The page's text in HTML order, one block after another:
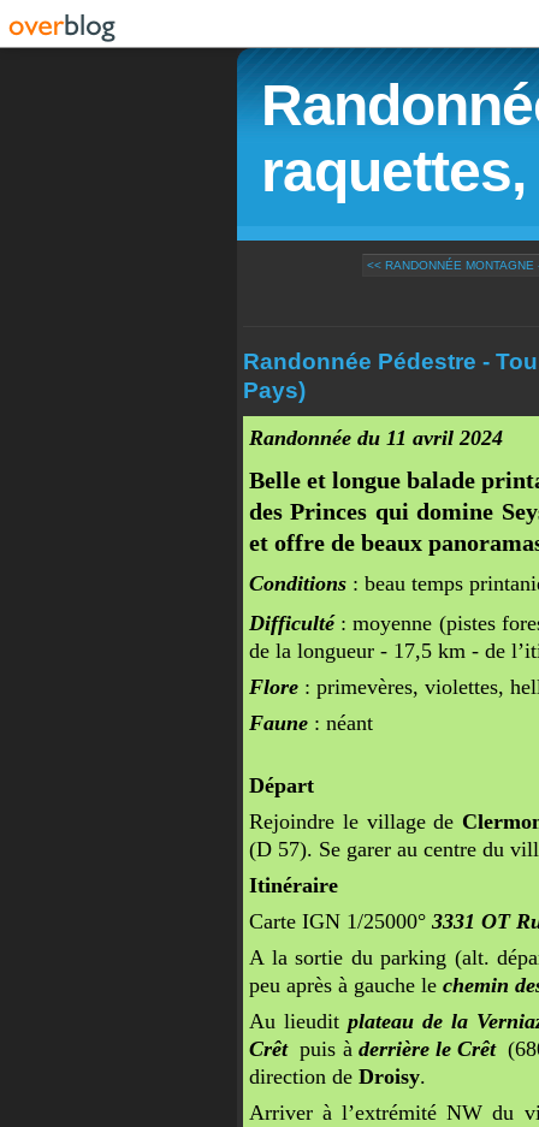
<< RANDONNÉE MONTAGNE
Randonnée Pédestre -
Pays)
Randonnée du 11 avril 2024
Belle et longue balade
des Princes qui domine
et offre de beaux
Conditions : beau temps
Difficulté: moyenne (pistes
de la longueur - 17,5 km - de
Flore : primevères, violettes,
Faune : néant
Départ
Rejoindre le village de
(D 57). Se garer au centre du
Itinéraire
Carte IGN 1/25000° 3331 OT
A la sortie du parking (alt.
peu après à gauche le chemin
Au lieuditplateau de la
Crêtpuis à derrière le Crêt
direction de Droisy.
Arriver à l’extrémité NW du